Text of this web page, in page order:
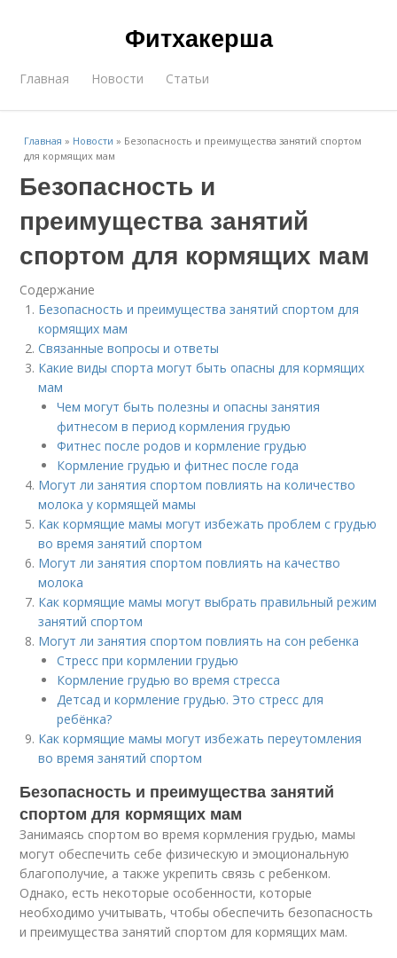
Фитхакерша
Главная Новости Статьи
Главная » Новости » Безопасность и преимущества занятий спортом
для кормящих мам
Безопасность и
преимущества занятий
спортом для кормящих мам
Содержание
Безопасность и преимущества занятий спортом для
кормящих мам
Связанные вопросы и ответы
Какие виды спорта могут быть опасны для кормящих
мам
Чем могут быть полезны и опасны занятия
фитнесом в период кормления грудью
Фитнес после родов и кормление грудью
Кормление грудью и фитнес после года
Могут ли занятия спортом повлиять на количество
молока у кормящей мамы
Как кормящие мамы могут избежать проблем с грудью
во время занятий спортом
Могут ли занятия спортом повлиять на качество
молока
Как кормящие мамы могут выбрать правильный режим
занятий спортом
Могут ли занятия спортом повлиять на сон ребенка
Стресс при кормлении грудью
Кормление грудью во время стресса
Детсад и кормление грудью. Это стресс для
ребёнка?
Как кормящие мамы могут избежать переутомления
во время занятий спортом
Безопасность и преимущества занятий
спортом для кормящих мам
Занимаясь спортом во время кормления грудью, мамы
могут обеспечить себе физическую и эмоциональную
благополучие, а также укрепить связь с ребенком.
Однако, есть некоторые особенности, которые
необходимо учитывать, чтобы обеспечить безопасность
и преимущества занятий спортом для кормящих мам.